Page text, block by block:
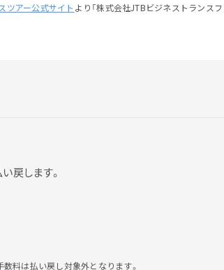
ツアー公式サイト より「株式会社JTBビジネストランス
戻します。
料は払い戻し対象外となります。